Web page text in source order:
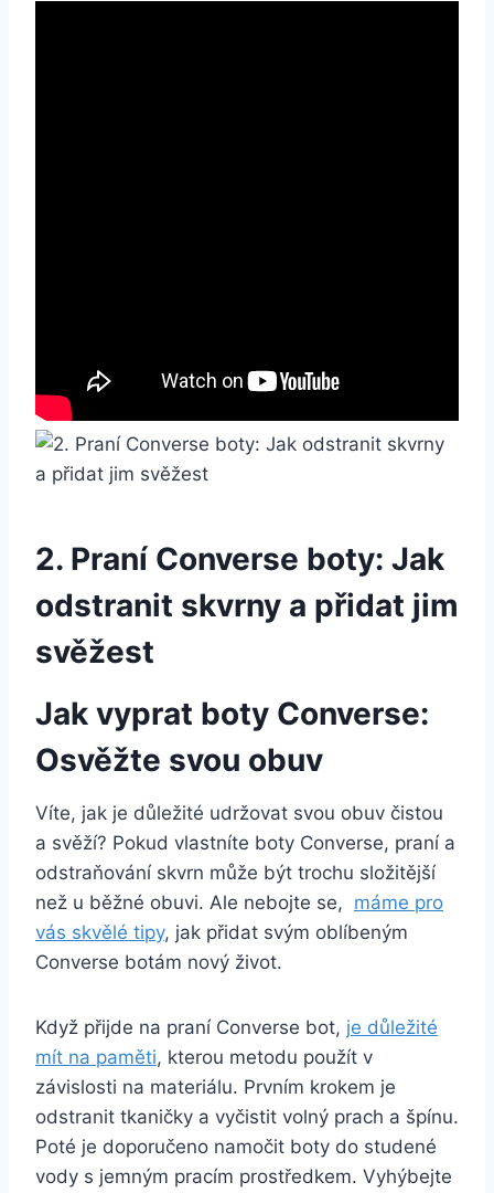
2. Praní Converse boty:⁤ Jak
odstranit skvrny a přidat jim
svěžest
Jak vyprat boty Converse:
Osvěžte svou ⁢obuv
Víte, jak je důležité udržovat svou obuv čistou
a svěží? Pokud vlastníte ‍boty ⁢Converse, praní a
odstraňování skvrn‌ může být trochu složitější
než u běžné obuvi. Ale nebojte ​se, ⁤ máme pro
‍vás skvělé‍ tipy, ‌jak⁢ přidat svým oblíbeným⁤
Converse botám nový⁣ život.
Když přijde na praní Converse​ bot, je ⁢důležité
mít ⁢na⁤ paměti, ​kterou ‍metodu použít v
⁣závislosti na materiálu. Prvním ⁣krokem ​je
odstranit​ tkaničky a ‍vyčistit ⁣volný prach a špínu.
Poté je doporučeno namočit boty do studené⁢
vody s jemným pracím prostředkem. Vyhýbejte